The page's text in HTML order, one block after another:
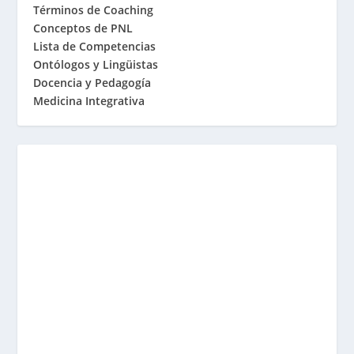
Términos de Coaching
Conceptos de PNL
Lista de Competencias
Ontólogos y Lingüistas
Docencia y Pedagogía
Medicina Integrativa